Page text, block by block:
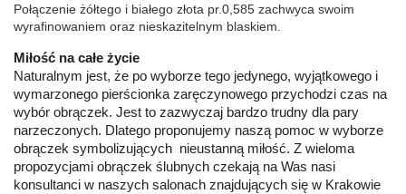
INNE PARAMETRY
Producent
odpowiedzialny
WĘC-Twój Jubiler S.C. Artur Węc, Małgorzata
Bezpieczeństwo
- rodzaj
ostrzeżenia:
Nie nadaje się dla dzieci w wieku poniżej 3 lat
,Elementy w wyrobie wykonane z białego złota
zawierają nikiel
Połączenie żółtego i białego złota pr.0,585 zachwyca swoim
wyrafinowaniem oraz nieskazitelnym blaskiem.
Miłość na całe życie
Naturalnym jest, że po wyborze tego jedynego, wyjątkowego i
wymarzonego pierścionka zaręczynowego przychodzi czas na
wybór obrączek. Jest to zazwyczaj bardzo trudny dla pary
narzeczonych. Dlatego proponujemy naszą pomoc w wyborze
obrączek symbolizujących  nieustanną miłość. Z wieloma
propozycjami obrączek ślubnych czekają na Was nasi
konsultanci w naszych salonach znajdujących się w Krakowie